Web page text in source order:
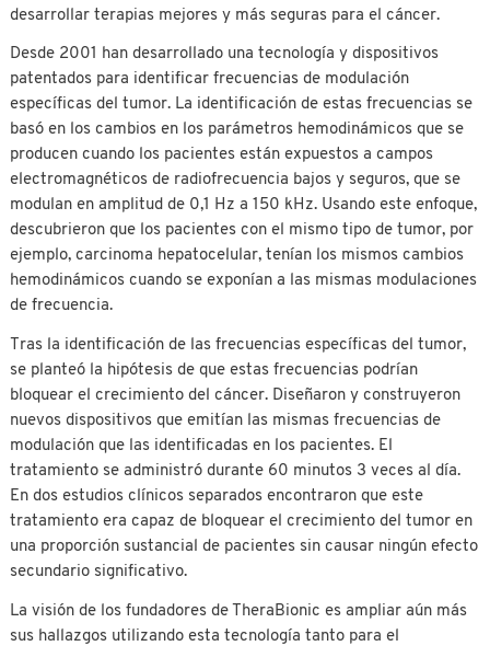
desarrollar terapias mejores y más seguras para el cáncer.
Desde 2001 han desarrollado una tecnología y dispositivos
patentados para identificar frecuencias de modulación
específicas del tumor. La identificación de estas frecuencias se
basó en los cambios en los parámetros hemodinámicos que se
producen cuando los pacientes están expuestos a campos
electromagnéticos de radiofrecuencia bajos y seguros, que se
modulan en amplitud de 0,1 Hz a 150 kHz. Usando este enfoque,
descubrieron que los pacientes con el mismo tipo de tumor, por
ejemplo, carcinoma hepatocelular, tenían los mismos cambios
hemodinámicos cuando se exponían a las mismas modulaciones
de frecuencia.
Tras la identificación de las frecuencias específicas del tumor,
se planteó la hipótesis de que estas frecuencias podrían
bloquear el crecimiento del cáncer. Diseñaron y construyeron
nuevos dispositivos que emitían las mismas frecuencias de
modulación que las identificadas en los pacientes. El
tratamiento se administró durante 60 minutos 3 veces al día.
En dos estudios clínicos separados encontraron que este
tratamiento era capaz de bloquear el crecimiento del tumor en
una proporción sustancial de pacientes sin causar ningún efecto
secundario significativo.
La visión de los fundadores de TheraBionic es ampliar aún más
sus hallazgos utilizando esta tecnología tanto para el